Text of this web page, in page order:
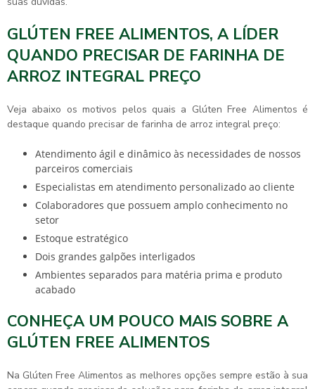
GLÚTEN FREE ALIMENTOS, A LÍDER
QUANDO PRECISAR DE FARINHA DE
ARROZ INTEGRAL PREÇO
Veja abaixo os motivos pelos quais a Glúten Free Alimentos é
destaque quando precisar de farinha de arroz integral preço:
atendimento ágil e dinâmico às necessidades de nossos
parceiros comerciais
especialistas em atendimento personalizado ao cliente
colaboradores que possuem amplo conhecimento no
setor
estoque estratégico
dois grandes galpões interligados
ambientes separados para matéria prima e produto
acabado
CONHEÇA UM POUCO MAIS SOBRE A
GLÚTEN FREE ALIMENTOS
Na Glúten Free Alimentos as melhores opções sempre estão à sua